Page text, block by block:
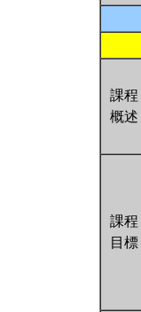
課程
概述
課程
目標